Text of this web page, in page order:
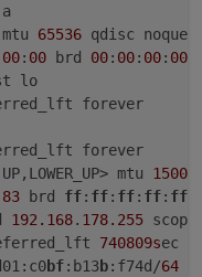
mtu 65536 qdisc
00: 00 brd 00: 00: 00: 00
lo
forever
mtu 1500
83 brd ff: ff: ff: ff: ff
192.168. 178.255
740809sec
bf:b13b:f74d/64